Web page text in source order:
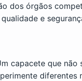
dos órgãos
e
capacete que não